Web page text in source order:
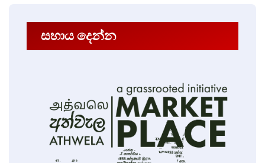
සහාය දෙන්න